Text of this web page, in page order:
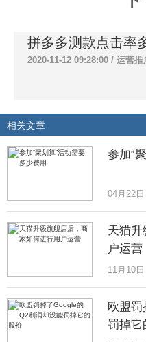
拼多多测款点击率
2020-11-12 09:28:00 / 运营推
相关文章
参加“
04月22日
天猫升
户运营
11月10日
欧盟
罚掉它